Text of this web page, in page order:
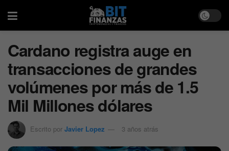
Cardano registra auge en
transacciones de grandes
volúmenes por más de 1.5
Mil Millones dólares
Escrito por Javier Lopez 3 años atrás